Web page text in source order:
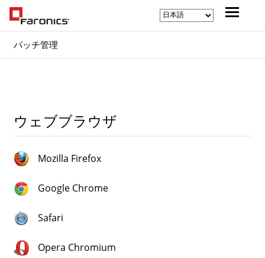
パッチ管理
ウェブブラウザ
Mozilla Firefox
Google Chrome
Safari
Opera Chromium